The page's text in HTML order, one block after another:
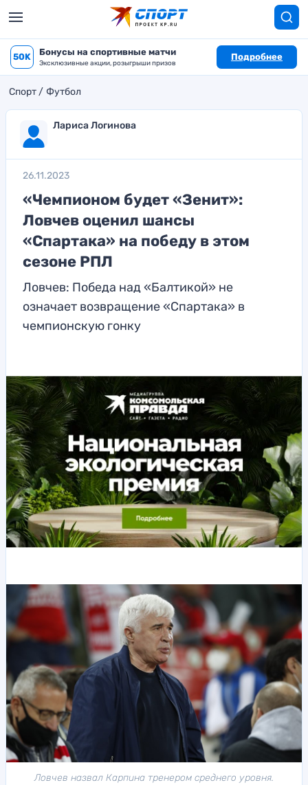
50K Бонусы на спортивные матчи
Эксклюзивные акции, розыгрыши призов
Подробнее
Спорт Футбол
Лариса Логинова
26.11.2023
«Чемпионом будет «Зенит»:
Ловчев оценил шансы
«Спартака» на победу в этом
сезоне РПЛ
Ловчев: Победа над «Балтикой» не
означает возвращение «Спартака» в
чемпионскую гонку
Ловчев назвал Карпина тренером среднего уровня.